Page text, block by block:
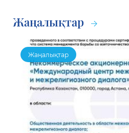
Жаңалықтар
Жаңалықтар